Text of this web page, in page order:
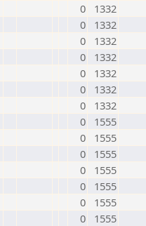
0
1332
0
1332
0
1332
0
1332
0
1332
0
1332
0
1332
0
1555
0
1555
0
1555
0
1555
0
1555
0
1555
0
1555